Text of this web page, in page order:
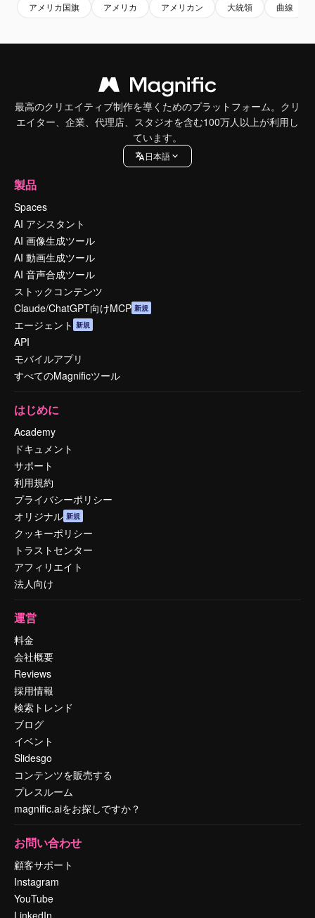
アメリカ国旗 アメリカ アメリカン 大統領 曲線
最高のクリエイティブ制作を導くためのプラットフォーム。クリ
エイター、企業、代理店、スタジオを含む100万人以上が利用し
ています。
日本語
製品
Spaces
AI アシスタント
AI 画像生成ツール
AI 動画生成ツール
AI 音声合成ツール
ストックコンテンツ
Claude/ChatGPT向けMCP 新規
エージェント 新規
API
モバイルアプリ
すべてのMagnificツール
はじめに
Academy
ドキュメント
サポート
利用規約
プライバシーポリシー
オリジナル 新規
クッキーポリシー
トラストセンター
アフィリエイト
法人向け
運営
料金
会社概要
Reviews
採用情報
検索トレンド
ブログ
イベント
Slidesgo
コンテンツを販売する
プレスルーム
magnific.aiをお探しですか？
お問い合わせ
顧客サポート
Instagram
YouTube
LinkedIn